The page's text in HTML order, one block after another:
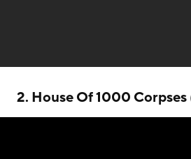
2. House Of 1000